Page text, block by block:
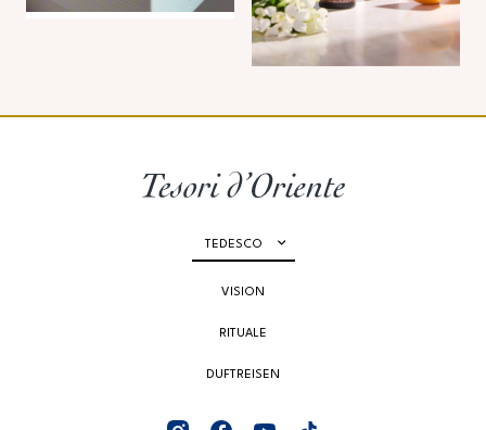
TEDESCO
VISION
RITUALE
DUFTREISEN